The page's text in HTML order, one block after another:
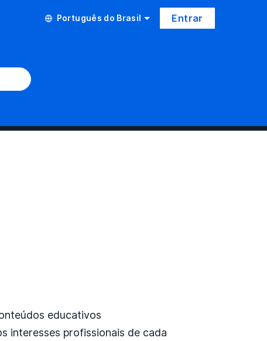
Português do Brasil Entrar
educativos
interesses profissionais de cada